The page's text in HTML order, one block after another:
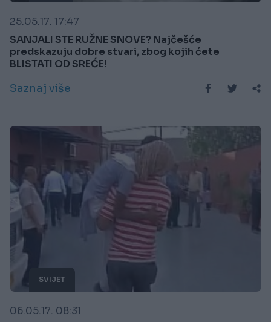
25.05.17. 17:47
SANJALI STE RUŽNE SNOVE? Najčešće
predskazuju dobre stvari, zbog kojih ćete
BLISTATI OD SREĆE!
Saznaj više
SVIJET
06.05.17. 08:31